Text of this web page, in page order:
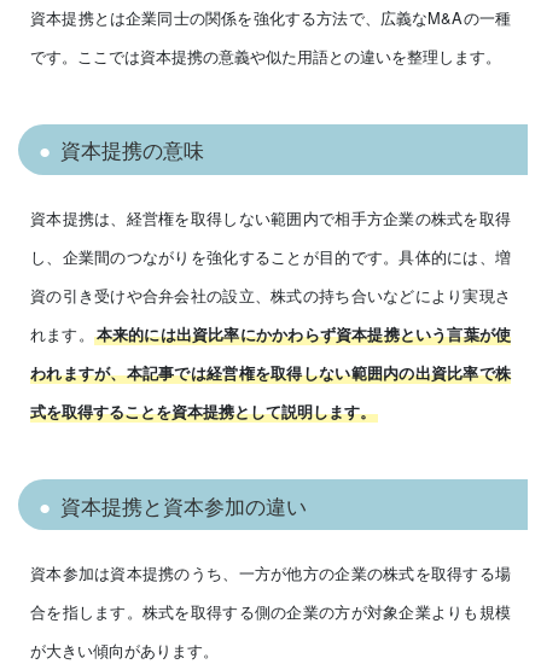
資本提携とは企業同士の関係を強化する方法で、広義なM&Aの一種
です。ここでは資本提携の意義や似た用語との違いを整理します。
資本提携の意味
資本提携は、経営権を取得しない範囲内で相手方企業の株式を取得
し、企業間のつながりを強化することが目的です。具体的には、増
資の引き受けや合弁会社の設立、株式の持ち合いなどにより実現さ
れます。
本来的には出資比率にかかわらず資本提携という言葉が使
われますが、本記事では経営権を取得しない範囲内の出資比率で株
式を取得することを資本提携として説明します。
資本提携と資本参加の違い
資本参加は資本提携のうち、一方が他方の企業の株式を取得する場
合を指します。株式を取得する側の企業の方が対象企業よりも規模
が大きい傾向があります。